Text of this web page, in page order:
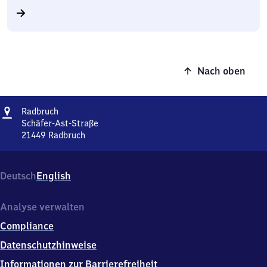
Nach oben
Adresse
Radbruch
Schäfer-Ast-Straße
21449 Radbruch
Ast-
Straße,
1
4
9
DeutschEnglish
Analyse verwalten
Compliance
Datenschutzhinweise
Informationen zur Barrierefreiheit